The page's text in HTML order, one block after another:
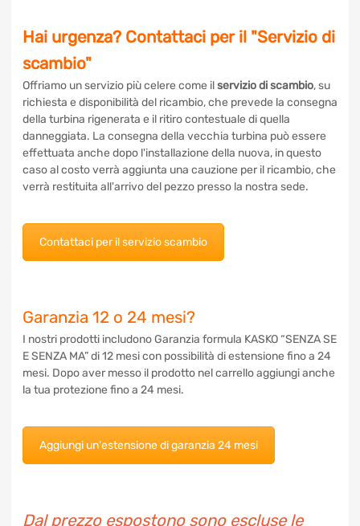
Hai urgenza? Contattaci per il "Servizio
di scambio"
Offriamo un servizio più celere come ilservizio di scambio,
su richiesta e disponibilità del ricambio, che prevede la
consegna della turbina rigenerata e il ritiro contestuale di
quella danneggiata. La consegna della vecchia turbina può
essere effettuata anche dopo l'installazione della nuova, in
questo caso al costo verrà aggiunta una cauzione per il
ricambio, che verrà restituita all'arrivo del pezzo presso la
Contattaci per il servizio scambio
Garanzia 12 o 24 mesi?
I nostri prodotti includono Garanzia formula KASKO “SENZA
SE E SENZA MA” di 12 mesi con possibilità di estensione fino
a 24 mesi. Dopo aver messo il prodotto nel carrello aggiungi
Aggiungi un'estensione di garanzia 24 mesi